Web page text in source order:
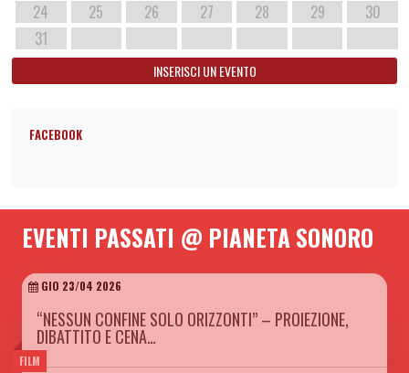
24
25 26 27 28 29
30
31
INSERISCI UN EVENTO
FACEBOOK
EVENTI PASSATI @ PIANETA SONORO
FILM
GIO 23/04 2026
“NESSUN CONFINE SOLO ORIZZONTI” – PROIEZIONE,
DIBATTITO E CENA…